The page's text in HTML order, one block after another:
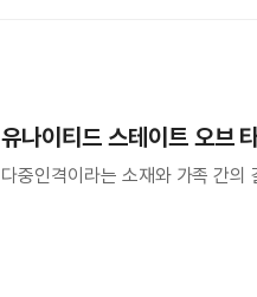
유나이티드 스테이트 오브
다중인격이라는 소재와 가족 간의